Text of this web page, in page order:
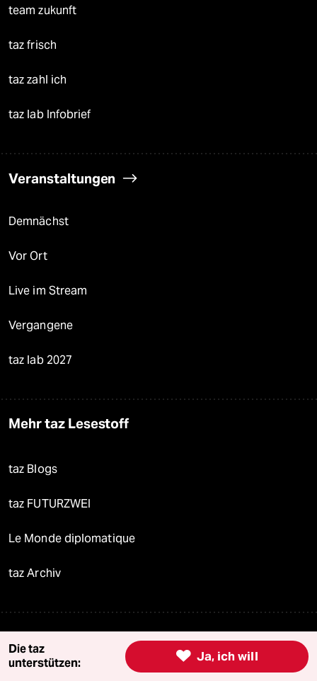
team zukunft
taz frisch
taz zahl ich
taz lab Infobrief
Veranstaltungen
Demnächst
Vor Ort
Live im Stream
Vergangene
taz lab 2027
Mehr taz Lesestoff
taz Blogs
taz FUTURZWEI
Le Monde diplomatique
taz Archiv
Mehr taz Angebote
 Ja, ich will
Die taz
unterstützen: